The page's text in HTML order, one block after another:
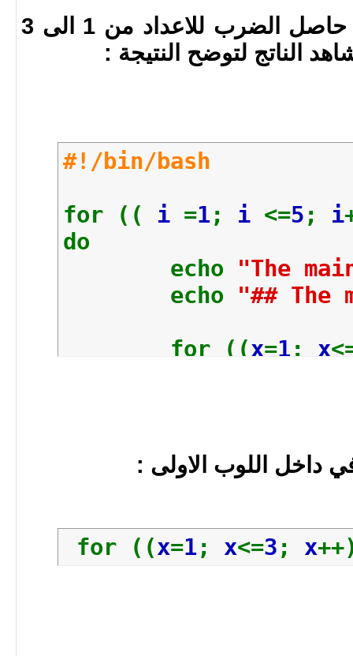
الكود في الاسفل يعطيك حاصل الضرب للاعداد من 1 الى 3
#!/bin/bash
for (( i =1 ; i <=5 ; i
do
echo "The
echo "##
for ((x=1 ; x
done
#EOF
داخل اللوب الاولى :
for ((x=1 ; x<=3 ; x